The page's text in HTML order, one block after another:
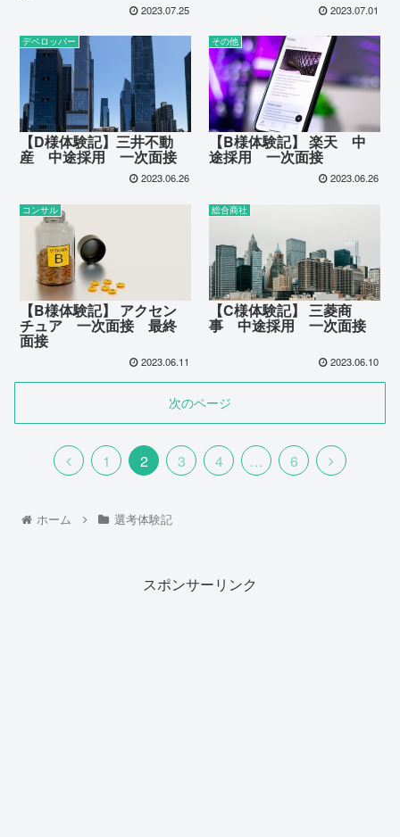
2023.07.25 2023.07.01
デベロッパー
【D様体験記】三井不動
産 中途採用 一次面接
2023.06.26
その他
【B様体験記】 楽天 中
途採用 一次面接
2023.06.26
コンサル
【B様体験記】 アクセン
チュア 一次面接 最終
面接
2023.06.11
総合商社
【C様体験記】 三菱商
事 中途採用 一次面接
2023.06.10
次のページ
1 2 3 4 … 6
ホーム 選考体験記
スポンサーリンク